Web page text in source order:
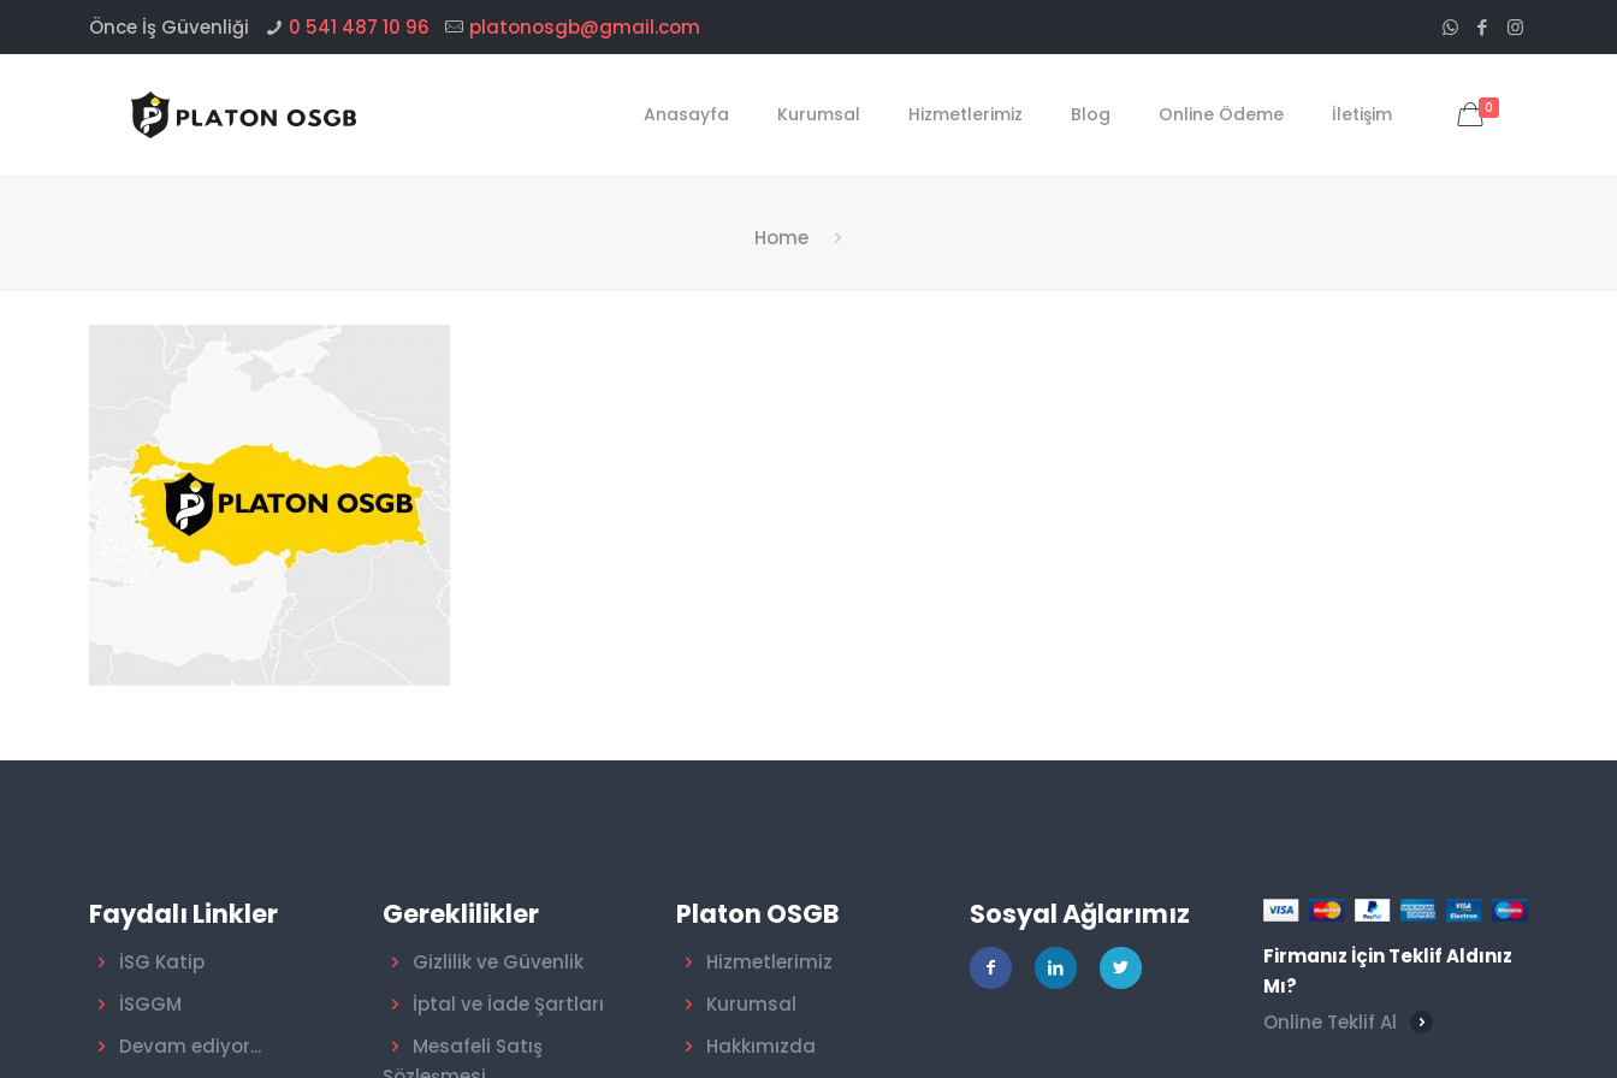
Önce İş Güvenliği 0 541 487 10 96 platonosgb@gmail.com
Anasayfa Kurumsal Hizmetlerimiz Blog Online Ödeme İletişim 0
Home
Faydalı Linkler
İSG Katip
İSGGM
Devam ediyor...
Gereklilikler
Gizlilik ve Güvenlik
İptal ve İade Şartları
Mesafeli Satış
Platon OSGB
Hizmetlerimiz
Kurumsal
Hakkımızda
Sosyal Ağlarımız
Firmanız İçin Teklif Aldınız
Mı?
Online Teklif Al